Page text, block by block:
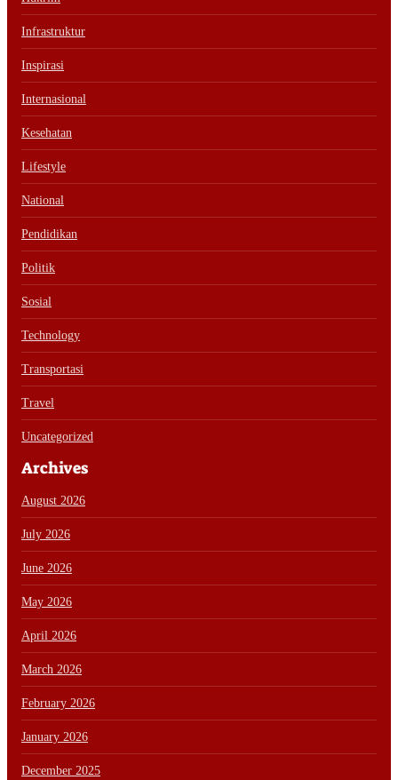
Infrastruktur
Inspirasi
Internasional
Kesehatan
Lifestyle
National
Pendidikan
Politik
Sosial
Technology
Transportasi
Travel
Uncategorized
Archives
August 2026
July 2026
June 2026
May 2026
April 2026
March 2026
February 2026
January 2026
December 2025